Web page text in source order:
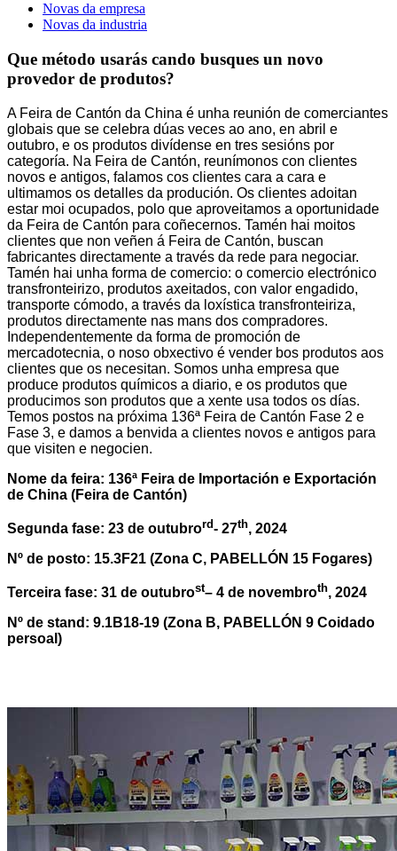
Novas da empresa
Novas da industria
Que método usarás cando busques un novo
provedor de produtos?
A Feira de Cantón da China é unha reunión de comerciantes
globais que se celebra dúas veces ao ano, en abril e
outubro, e os produtos divídense en tres sesións por
categoría. Na Feira de Cantón, reunímonos con clientes
novos e antigos, falamos cos clientes cara a cara e
ultimamos os detalles da produción. Os clientes adoitan
estar moi ocupados, polo que aproveitamos a oportunidade
da Feira de Cantón para coñecernos. Tamén hai moitos
clientes que non veñen á Feira de Cantón, buscan
fabricantes directamente a través da rede para negociar.
Tamén hai unha forma de comercio: o comercio electrónico
transfronteirizo, produtos axeitados, con valor engadido,
transporte cómodo, a través da loxística transfronteiriza,
produtos directamente nas mans dos compradores.
Independentemente da forma de promoción de
mercadotecnia, o noso obxectivo é vender bos produtos aos
clientes que os necesitan. Somos unha empresa que
produce produtos químicos a diario, e os produtos que
producimos son produtos que a xente usa todos os días.
Temos postos na próxima 136ª Feira de Cantón Fase 2 e
Fase 3, e damos a benvida a clientes novos e antigos para
que visiten e negocien.
Nome da feira: 136ª Feira de Importación e Exportación
de China (Feira de Cantón)
Segunda fase: 23 de outubrord- 27th, 2024
Nº de posto: 15.3F21 (Zona C, PABELLÓN 15 Fogares)
Terceira fase: 31 de outubrost– 4 de novembroth, 2024
Nº de stand: 9.1B18-19 (Zona B, PABELLÓN 9 Coidado
persoal)